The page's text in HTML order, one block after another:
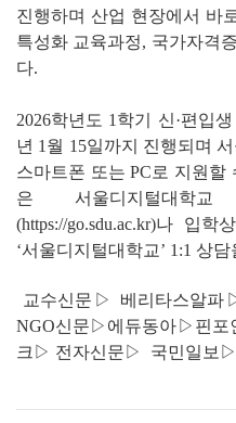
진행하며 산업 현장에서 바
특성화 교육과정, 국가자격
다.
2026학년도 1학기 신·편입
년 1월 15일까지 진행되며
스마트폰 또는 PC로 지원
은 서울디지털대학교
(https://go.sdu.ac.kr)나 입학
‘서울디지털대학교’ 1:1 상
교수신문 ▷ 베리타스알파
NGO신문 ▷ 에듀동아 ▷ 핀포
크 ▷ 전자신문 ▷ 국민일보 ▷